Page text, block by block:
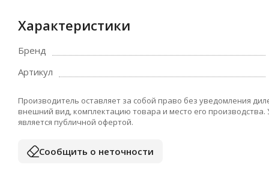
Характеристики
Бренд
Артикул
Производитель оставляет за собой право без уведомления
внешний вид, комплектацию товара и место его
является публичной офертой.
Сообщить о неточности